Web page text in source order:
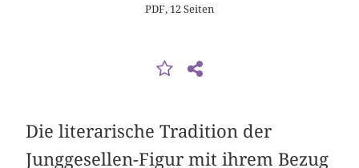
PDF, 12 Seiten
Die literarische Tradition der
Junggesellen-Figur mit ihrem Bezug